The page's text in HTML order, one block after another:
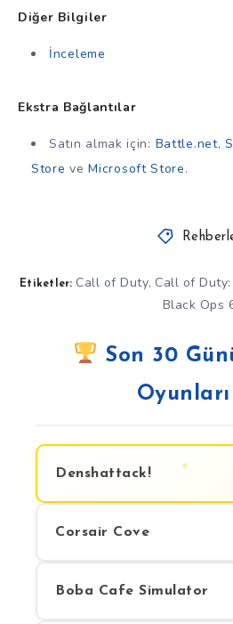
Diğer Bilgiler
İnceleme
Ekstra Bağlantılar
Satın almak için: Battle.net,
Store veMicrosoft Store.
Etiketler: Call of Duty, Call of
Black Ops
Son 30
Oyunları
Denshattack!
Corsair Cove
Boba Cafe Simulator